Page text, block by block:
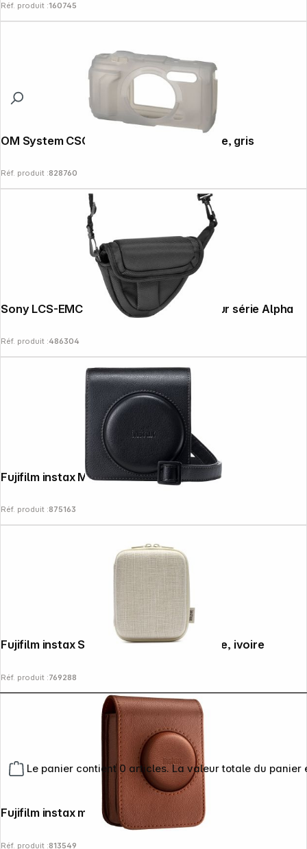
Le panier contient 0 articles. La valeur totale du panier
Réf. produit :160745
OM System CSCH-128 Etui boîtier silicone, gris
Réf. produit :828760
Sony LCS-EMC Sacoche rembourrée pour série Alpha
Réf. produit :486304
Fujifilm instax Mini 99 sacoche noir
Réf. produit :875163
Fujifilm instax Square Link Etui imprimante, ivoire
Réf. produit :769288
Fujifilm instax mini evo sacoche marron
Réf. produit :813549